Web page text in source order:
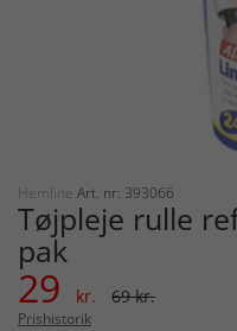
Hemline Art. nr: 393066
Tøjpleje rulle
pak
29 kr. 69 kr.
Prishistorik